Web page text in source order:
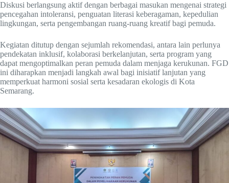
Diskusi berlangsung aktif dengan berbagai masukan mengenai strategi
pencegahan intoleransi, penguatan literasi keberagaman, kepedulian
lingkungan, serta pengembangan ruang-ruang kreatif bagi pemuda.
Kegiatan ditutup dengan sejumlah rekomendasi, antara lain perlunya
pendekatan inklusif, kolaborasi berkelanjutan, serta program yang
dapat mengoptimalkan peran pemuda dalam menjaga kerukunan. FGD
ini diharapkan menjadi langkah awal bagi inisiatif lanjutan yang
memperkuat harmoni sosial serta kesadaran ekologis di Kota
Semarang.